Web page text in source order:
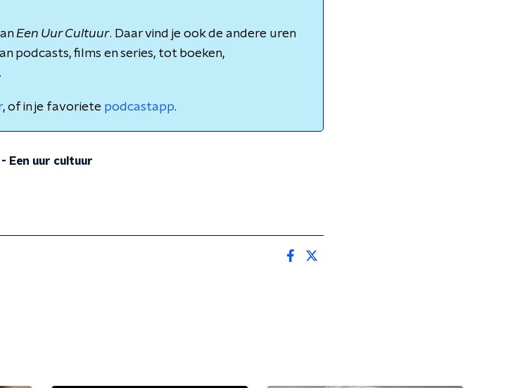
Een Uur Cultuur. Daar vind je ook de andere uren
podcasts, films en series, tot boeken,
, of in je favoriete podcastapp.
- Een uur cultuur